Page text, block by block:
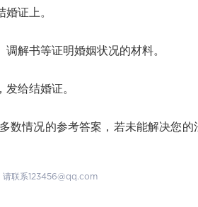
证上。
解书等证明婚姻状况的材料。
给结婚证。
情况的参考答案，若未能解决您的
请联系123456@qq.com